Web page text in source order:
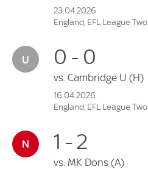
23.04.2026
England, EFL League Two
0 - 0
vs. Cambridge U (H)
16.04.2026
England, EFL League Two
1 - 2
vs. MK Dons (A)